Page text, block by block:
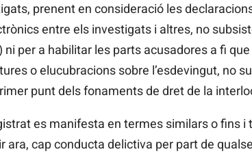
prenent en consideració les
entre els investigats i altres, no
per a habilitar les parts acusadores a fi
o elucubracions sobre l’esdevingut, no
punt dels fonaments de dret de la
es manifesta en termes similars o fins i
ara, cap conducta delictiva per part de